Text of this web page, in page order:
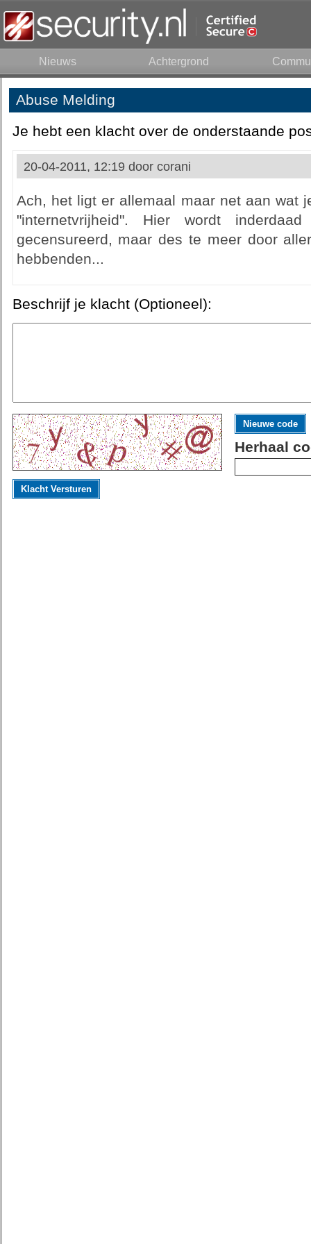
Nieuws Achtergrond
Abuse Melding
Je hebt een klacht over de onderstaande
20-04-2011, 12:19 door corani
Ach, het ligt er allemaal maar net aan wat
"internetvrijheid". Hier wordt
gecensureerd, maar des te meer door
hebbenden...
Beschrijf je klacht (Optioneel):
Nieuwe code
Herhaal
Klacht Versturen